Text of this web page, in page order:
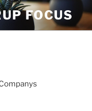
FOCUS